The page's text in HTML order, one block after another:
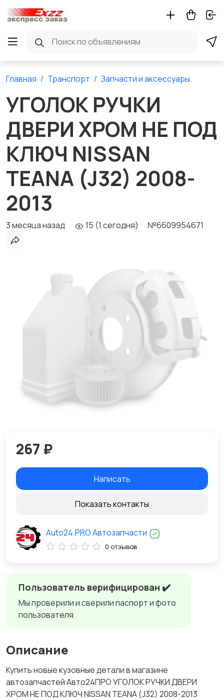
Главная Транспорт Запчасти и аксессуары
УГОЛОК РУЧКИ
ДВЕРИ ХРОМ НЕ ПОД
КЛЮЧ NISSAN
TEANA (J32) 2008-
2013
3 месяца назад 15 (1 сегодня) №6609954671
Пользователь верифицирован ✔️
Мы проверили и сверили паспорт и фото
пользователя
Описание
Купить новые кузовные детали в магазине
автозапчастей Авто24ПРО УГОЛОК РУЧКИ ДВЕРИ
ХРОМ НЕ ПОД КЛЮЧ NISSAN TEANA (J32) 2008-2013
267 ₽
Написать
Показать контакты
Auto24.PRO Автозапчасти
0 отзывов